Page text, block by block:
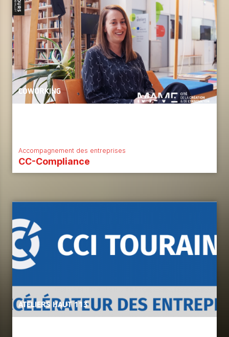
COWORKING
Accompagnement des entreprises
CC-Compliance
ATELIERS HAUT 113